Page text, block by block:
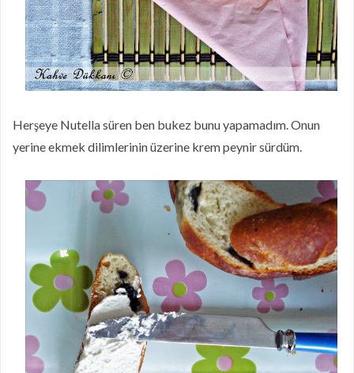
Herşeye Nutella süren ben bukez bunu yapamadım. Onun
yerine ekmek dilimlerinin üzerine krem peynir sürdüm.